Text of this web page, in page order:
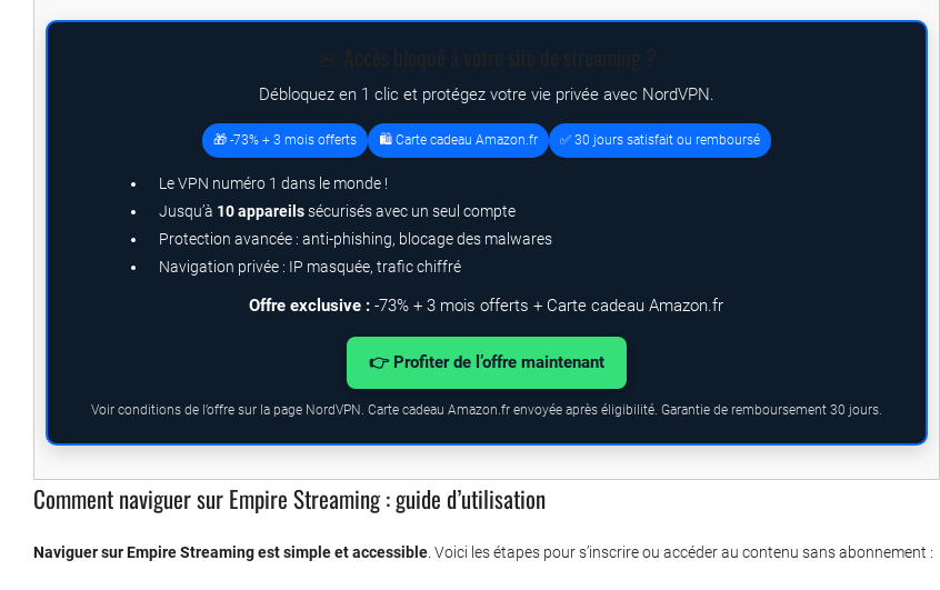
Débloquez en 1 clic et protégez votre vie privée avec NordVPN.
🎁 -73% + 3 mois offerts 🛍️ Carte cadeau Amazon.fr ✅ 30 jours satisfait ou remboursé
Le VPN numéro 1 dans le monde !
Jusqu’à 10 appareilssécurisés avec un seul compte
Protection avancée : anti-phishing, blocage des malwares
Navigation privée : IP masquée, trafic chiffré
Offre exclusive : -73% + 3 mois offerts + Carte cadeau Amazon.fr
👉 Profiter de l’offre maintenant
Voir conditions de l’offre sur la page NordVPN. Carte cadeau Amazon.fr envoyée après éligibilité. Garantie de remboursement 30 jours.
Comment naviguer sur Empire Streaming : guide d’utilisation
Naviguer sur Empire Streaming est simple et accessible. Voici les étapes pour s’inscrire ou accéder au contenu sans abonnement :